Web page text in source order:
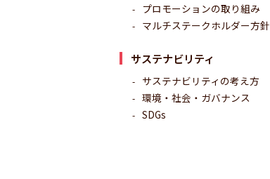
プロモーションの取り組み
マルチステークホルダー方針
サステナビリティ
サステナビリティの考え方
環境・社会・ガバナンス
SDGs